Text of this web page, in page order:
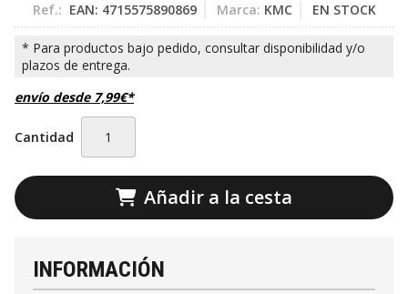
Ref.: EAN: 4715575890869 Marca: KMC EN STOCK
envío desde 7,99€*
Cantidad
Añadir a la cesta
INFORMACIÓN